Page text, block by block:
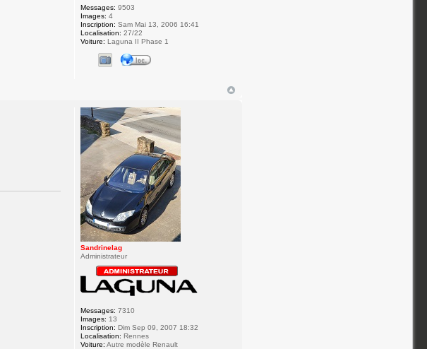
Messages: 9503
Images: 4
Inscription: Sam Mai 13, 2006 16:41
Localisation: 27/22
Voiture: Laguna II Phase 1
Sandrinelag
Administrateur
Messages: 7310
Images: 13
Inscription: Dim Sep 09, 2007 18:32
Localisation: Rennes
Voiture: Autre modèle Renault